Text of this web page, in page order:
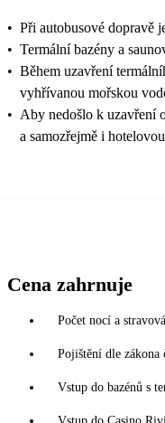
• Při autobusové dopravě
• Termální bazény a
• Během uzavření
vyhřívanou mořskou
• Aby nedošlo k uzavření
a samozřejmě i
Cena zahrnuje
Počet nocí a
Pojištění dle zákona
Vstup do bazénů s